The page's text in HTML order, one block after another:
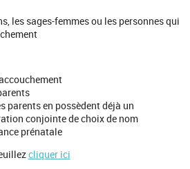
les sages-femmes ou les personnes qui
parents en possèdent déjà un
conjointe de choix de nom
prénatale
cliquer ici